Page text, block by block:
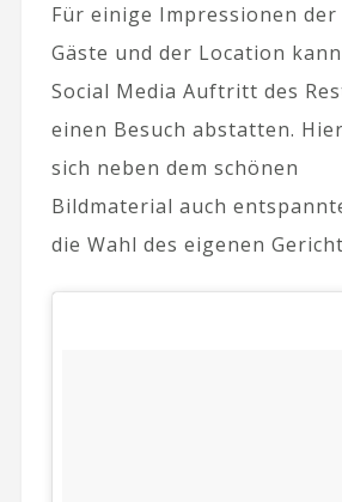
Für einige Impressionen
Gäste und der Location
Social Media Auftritt des
einen Besuch abstatten.
sich neben dem schönen
Bildmaterial auch
die Wahl des eigenen